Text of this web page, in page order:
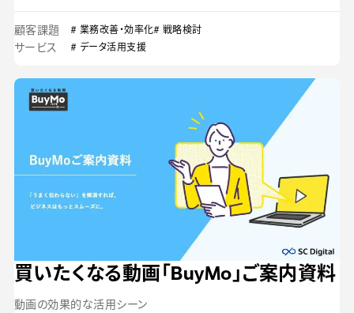
顧客課題 # 業務改善・効率化# 戦略検討
サービス # データ活用支援
買いたくなる動画「BuyMo」ご案内資料
動画の効果的な活用シーン